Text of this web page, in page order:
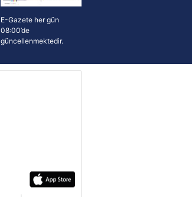
E-Gazete her gün
08:00’de
güncellenmektedir.